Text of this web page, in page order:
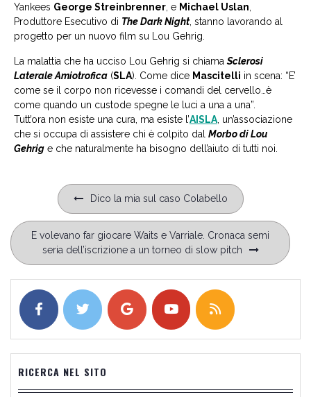
Yankees George Streinbrenner , e Michael Uslan
Produttore Esecutivo di The Dark Night, stanno lavorando al
progetto per un nuovo film su Lou Gehrig.
La malattia che ha ucciso Lou Gehrig si chiamaSclerosi
Laterale Amiotrofica (SLA). Come dice Mascitelli in scena: “E’
come se il corpo non ricevesse i comandi del cervello…è
come quando un custode spegne le luci a una a una”.
Tutt’ora non esiste una cura, ma esiste l’AISLA , un’associazione
che si occupa di assistere chi è colpito dal Morbo di Lou
Gehrig e che naturalmente ha bisogno dell’aiuto di tutti noi.
Navigazione
Dico la mia sul caso Colabello
E volevano far giocare Waits e Varriale. Cronaca semi
seria dell’iscrizione a un torneo di slow pitch
RICERCA NEL SITO